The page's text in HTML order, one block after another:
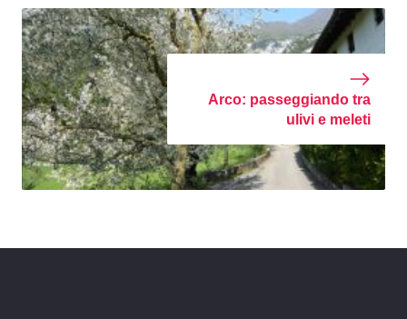
Arco: passeggiando tra
ulivi e meleti